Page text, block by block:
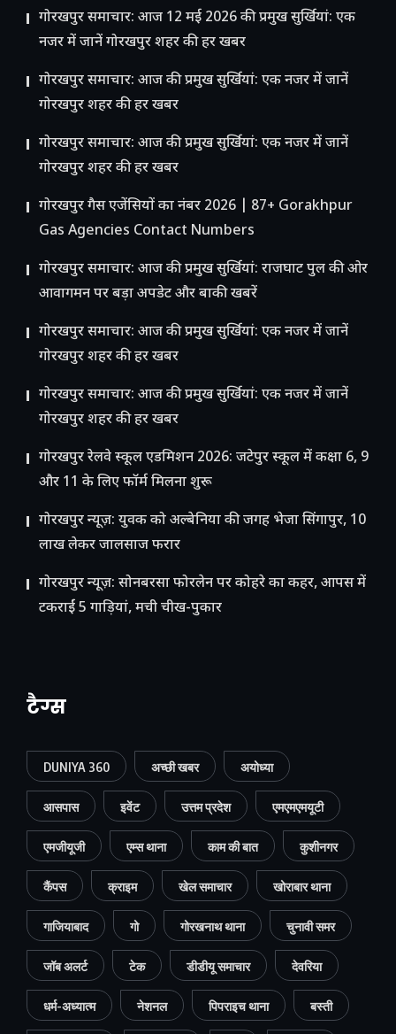
गोरखपुर समाचार: आज 12 मई 2026 की प्रमुख सुर्खियां: एक
नजर में जानें गोरखपुर शहर की हर खबर
गोरखपुर समाचार: आज की प्रमुख सुर्खियां: एक नजर में जानें
गोरखपुर शहर की हर खबर
गोरखपुर समाचार: आज की प्रमुख सुर्खियां: एक नजर में जानें
गोरखपुर शहर की हर खबर
गोरखपुर गैस एजेंसियों का नंबर 2026 | 87+ Gorakhpur
Gas Agencies Contact Numbers
गोरखपुर समाचार: आज की प्रमुख सुर्खियां: राजघाट पुल की ओर
आवागमन पर बड़ा अपडेट और बाकी खबरें
गोरखपुर समाचार: आज की प्रमुख सुर्खियां: एक नजर में जानें
गोरखपुर शहर की हर खबर
गोरखपुर समाचार: आज की प्रमुख सुर्खियां: एक नजर में जानें
गोरखपुर शहर की हर खबर
गोरखपुर रेलवे स्कूल एडमिशन 2026: जटेपुर स्कूल में कक्षा 6, 9
और 11 के लिए फॉर्म मिलना शुरू
गोरखपुर न्यूज़: युवक को अल्बेनिया की जगह भेजा सिंगापुर, 10
लाख लेकर जालसाज फरार
गोरखपुर न्यूज़: सोनबरसा फोरलेन पर कोहरे का कहर, आपस में
टकराईं 5 गाड़ियां, मची चीख-पुकार
टैग्स
DUNIYA 360 अच्छी खबर अयोध्या
आसपास इवेंट उत्तम प्रदेश एमएमएमयूटी
एमजीयूजी एम्स थाना काम की बात कुशीनगर
कैंपस क्राइम खेल समाचार खोराबार थाना
गाजियाबाद गो गोरखनाथ थाना चुनावी समर
जॉब अलर्ट टेक डीडीयू समाचार देवरिया
धर्म-अध्यात्म नेशनल पिपराइच थाना बस्ती